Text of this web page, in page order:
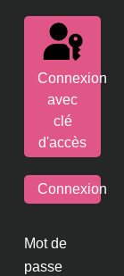
Connexion
avec
clé
d'accès
Connexion
Mot de
passe